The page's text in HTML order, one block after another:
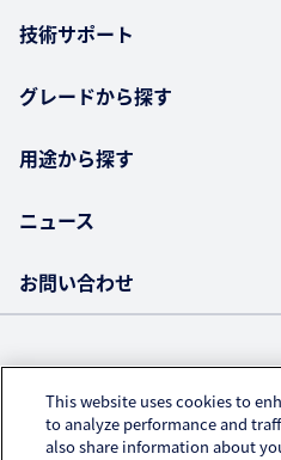
技術サポート
グレードから探す
用途から探す
ニュース
お問い合わせ
株式会社クラレ
プライバシ
アクセスデータ
This website uses cookies to
to analyze performance and
also share information about